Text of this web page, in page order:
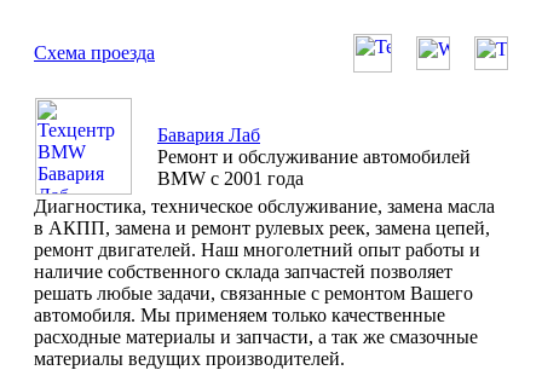
Схема проезда
Бавария Лаб
Ремонт и обслуживание автомобилей
BMW с 2001 года
Диагностика, техническое обслуживание, замена масла
в АКПП, замена и ремонт рулевых реек, замена цепей,
ремонт двигателей. Наш многолетний опыт работы и
наличие собственного склада запчастей позволяет
решать любые задачи, связанные с ремонтом Вашего
автомобиля. Мы применяем только качественные
расходные материалы и запчасти, а так же смазочные
материалы ведущих производителей.